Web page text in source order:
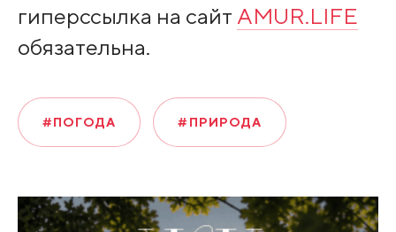
гиперссылка на сайт AMUR.LIFE
обязательна.
#ПОГОДА #ПРИРОДА